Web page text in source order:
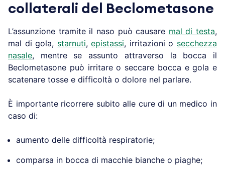
collaterali del Beclometasone
L’assunzione tramite il naso può causare mal di testa,
mal di gola, starnuti,epistassi, irritazioni o secchezza
nasale, mentre se assunto attraverso la bocca il
Beclometasone può irritare o seccare bocca e gola e
scatenare tosse e difficoltà o dolore nel parlare.
È importante ricorrere subito alle cure di un medico in
caso di:
aumento delle difficoltà respiratorie;
comparsa in bocca di macchie bianche o piaghe;